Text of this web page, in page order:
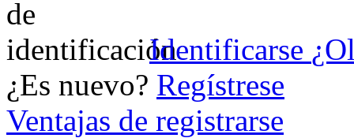
Identificarse
¿Es nuevo? Regístrese
Ventajas de registrarse